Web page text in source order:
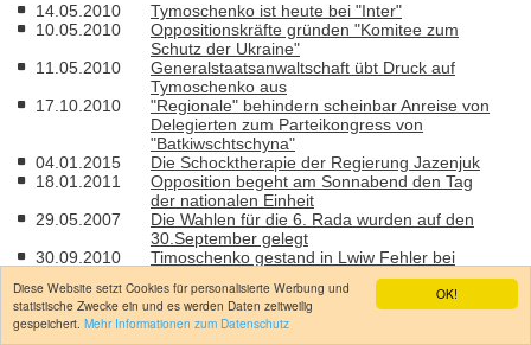
OK!
Diese Website setzt Cookies für personalisierte Werbung und
statistische Zwecke ein und es werden Daten zeitweilig
gespeichert. Mehr Informationen zum Datenschutz
14.05.2010
Tymoschenko ist heute bei "Inter"
10.05.2010
Oppositionskräfte gründen "Komitee zum
Schutz der Ukraine"
11.05.2010
Generalstaatsanwaltschaft übt Druck auf
Tymoschenko aus
17.10.2010
"Regionale" behindern scheinbar Anreise von
Delegierten zum Parteikongress von
"Batkiwschtschyna"
04.01.2015
Die Schocktherapie der Regierung Jazenjuk
18.01.2011
Opposition begeht am Sonnabend den Tag
der nationalen Einheit
29.05.2007
Die Wahlen für die 6. Rada wurden auf den
30.September gelegt
30.09.2010
Timoschenko gestand in Lwiw Fehler bei
25.05.2007
Verhandlungen zwischen dem Präsidenten
und der Koalition scheinbar geplatzt